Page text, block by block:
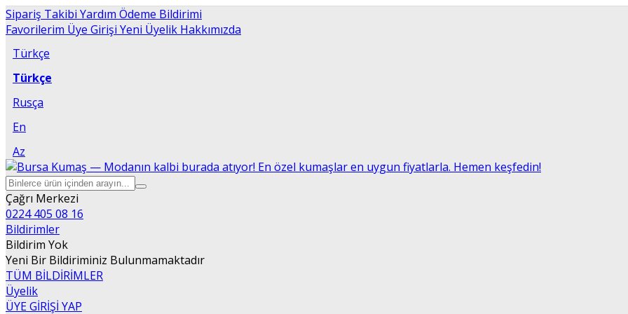
Sipariş Takibi Yardım Ödeme Bildirimi
Favorilerim Üye Girişi Yeni Üyelik Hakkımızda
Türkçe
Türkçe
Rusça
En
Az
Çağrı Merkezi
0224 405 08 16
Bildirimler
Bildirim Yok
Yeni Bir Bildiriminiz Bulunmamaktadır
TÜM BİLDİRİMLER
Üyelik
ÜYE GİRİŞİ YAP